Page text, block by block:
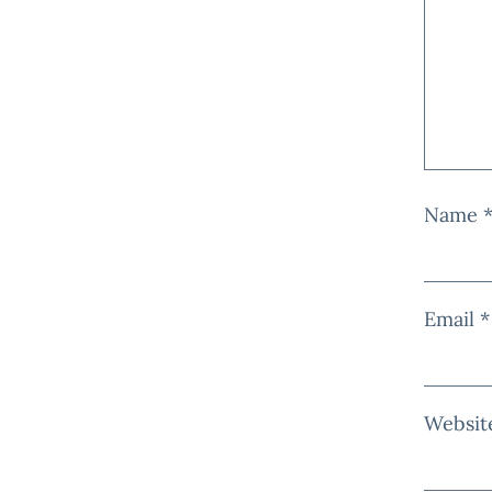
Name *
Email *